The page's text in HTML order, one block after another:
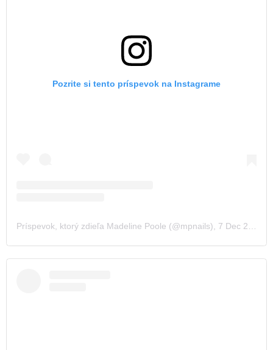
Pozrite si tento príspevok na Instagrame
Príspevok, ktorý zdieľa Madeline Poole (@mpnails) 7 Dec 2018 o 2:05 PST